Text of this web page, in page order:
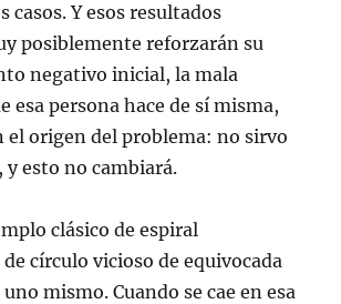
casos. Y esos resultados
posiblemente reforzarán su
negativo inicial, la mala
esa persona hace de sí misma,
el origen del problema: no sirvo
y esto no cambiará.
clásico de espiral
círculo vicioso de equivocada
mismo. Cuando se cae en esa